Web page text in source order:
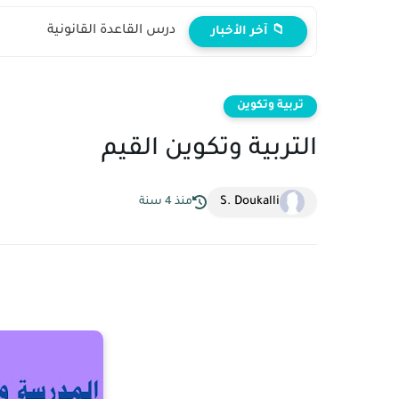
📁 آخر الأخبار درس القاعدة القانونية
تربية وتكوين
التربية وتكوين القيم
S. Doukalli منذ 4 سنة